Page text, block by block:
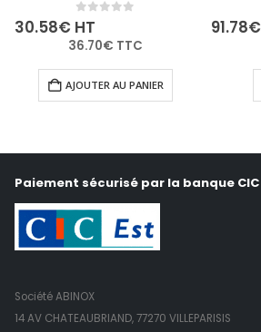
0out of 5
30.58€ HT
36.70€ TTC
AJOUTER AU PANIER
91.78€
Paiement sécurisé par la banque CIC
Société ABINOX
14 AV CHATEAUBRIAND, 77270 VILLEPARISIS